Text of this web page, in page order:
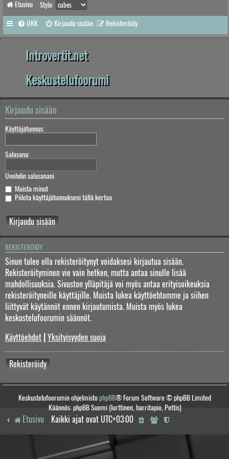
Etusivu Style:
UKK Kirjaudu sisään Rekisteröidy
Introvertit.net
Keskustelufoorumi
Kirjaudu sisään
Käyttäjätunnus:
Salasana:
Unohdin salasanani
Muista minut
Piilota käyttäjätunnukseni tällä kertaa
REKISTERÖIDY
Sinun tulee olla rekisteröitynyt voidaksesi kirjautua sisään.
Rekisteröityminen vie vain hetken, mutta antaa sinulle lisää
mahdollisuuksia. Sivuston ylläpitäjä voi myös antaa erityisoikeuksia
rekisteröityneille käyttäjille. Muista lukea käyttöehtomme ja siihen
liittyvät käytännöt ennen kirjautumista. Muista myös lukea
keskustelufoorumin säännöt.
Käyttöehdot Yksityisyyden suoja
Rekisteröidy
Keskustelufoorumin ohjelmistophpBB® Forum Software © phpBB Limited
Käännös: phpBB Suomi (lurttinen, harritapio, Pettis)
Etusivu Kaikki ajat ovat UTC+03:00